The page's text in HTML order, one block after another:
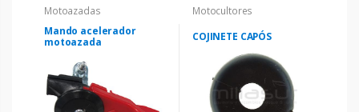
Motoazadas
Mando acelerador
motoazada
Motocultores
COJINETE CAPÓS